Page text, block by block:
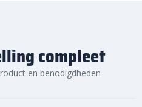
compleet
en benodigdheden